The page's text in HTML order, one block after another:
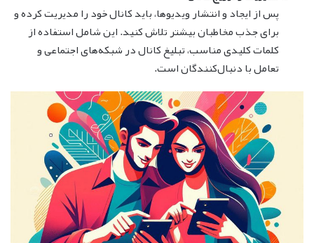
پس از ایجاد و انتشار ویدیوها، باید کانال خود را مدیریت کرده و
برای جذب مخاطبان بیشتر تلاش کنید. این شامل استفاده از
کلمات کلیدی مناسب، تبلیغ کانال در شبکه‌های اجتماعی و
تعامل با دنبال‌کنندگان است.